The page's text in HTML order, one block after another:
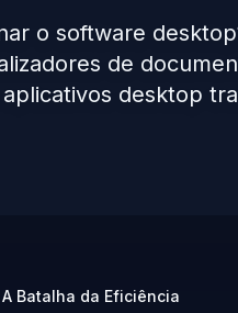
o software
de
desktop
Batalha da Eficiência